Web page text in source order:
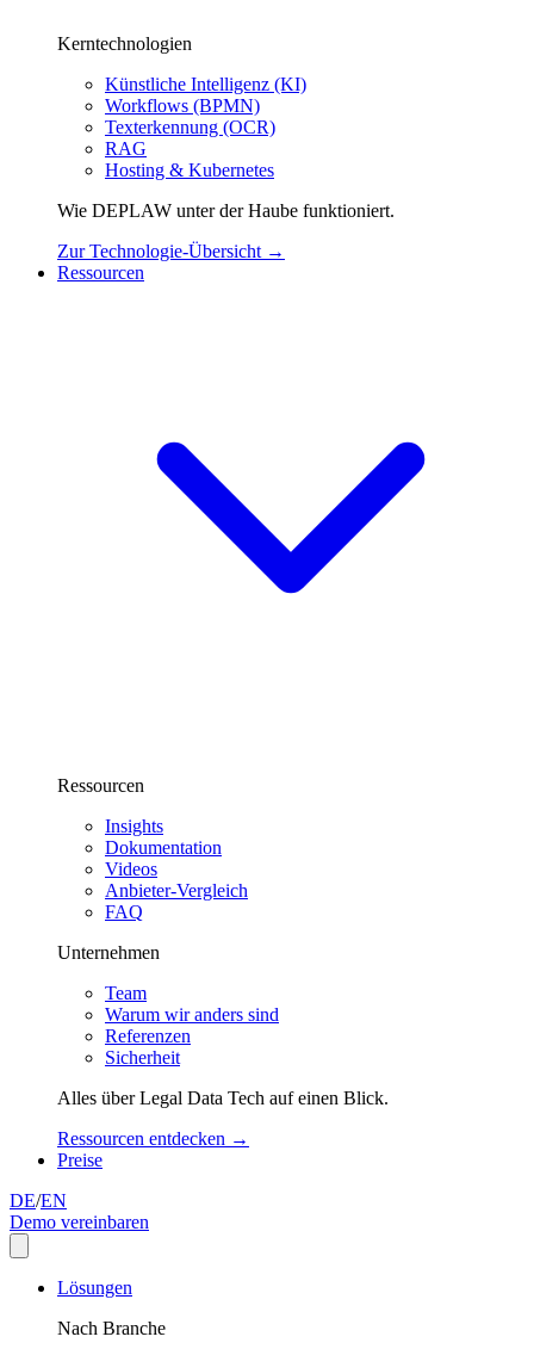
Kerntechnologien
Künstliche Intelligenz (KI)
Workflows (BPMN)
Texterkennung (OCR)
RAG
Hosting & Kubernetes
Wie DEPLAW unter der Haube funktioniert.
Zur Technologie-Übersicht →
Ressourcen
Ressourcen
Insights
Dokumentation
Videos
Anbieter-Vergleich
FAQ
Unternehmen
Team
Warum wir anders sind
Referenzen
Sicherheit
Alles über Legal Data Tech auf einen Blick.
Ressourcen entdecken →
Preise
DE/EN
Demo vereinbaren
Lösungen
Nach Branche